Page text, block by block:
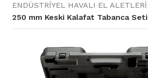
ENDÜSTRİYEL HAVALI EL ALETLERİ
250 mm Keski Kalafat Tabanca Seti